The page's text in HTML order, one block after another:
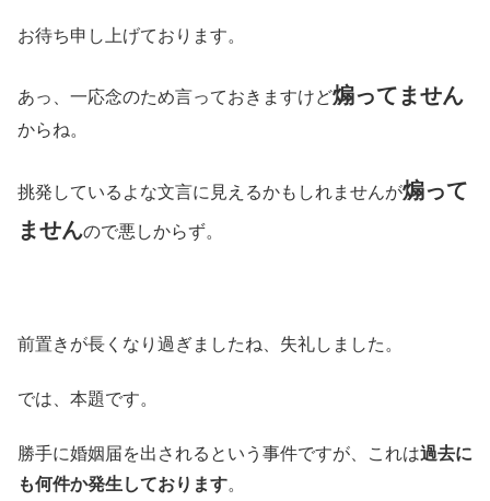
お待ち申し上げております。
あっ、一応念のため言っておきますけど煽ってません
からね。
挑発しているよな文言に見えるかもしれませんが煽って
ませんので悪しからず。
前置きが長くなり過ぎましたね、失礼しました。
では、本題です。
勝手に婚姻届を出されるという事件ですが、これは過去に
も何件か発生しております。